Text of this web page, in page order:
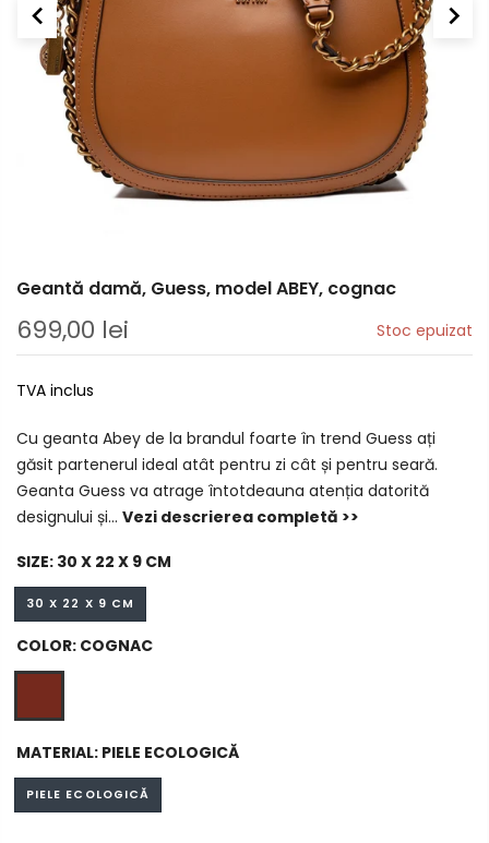
Geantă damă, Guess, model ABEY, cognac
699,00 lei Stoc epuizat
TVA inclus
Cu geanta Abey de la brandul foarte în trend Guess ați
găsit partenerul ideal atât pentru zi cât și pentru seară.
Geanta Guess va atrage întotdeauna atenția datorită
designului și... Vezi descrierea completă >>
SIZE: 30 X 22 X 9 CM
30 X 22 X 9 CM
COLOR: COGNAC
MATERIAL: PIELE ECOLOGICĂ
PIELE ECOLOGICĂ